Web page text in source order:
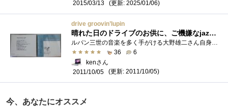
2015/03/13
(更新: 2025/01/06)
drive groovin’lupin
晴れた日のドライブのお供に、ご機嫌なjazzは如何?
36
6
kenさん
2011/10/05
(更新: 2011/10/05)
今、あなたにオススメ